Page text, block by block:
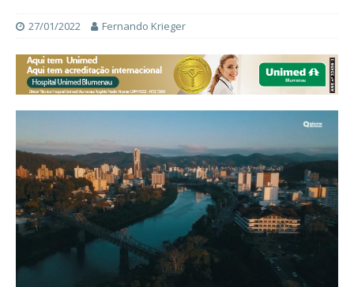
27/01/2022 Fernando Krieger